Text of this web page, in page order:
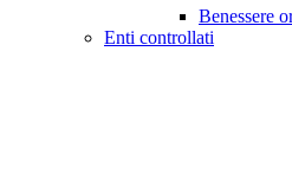
Benessere
Enti controllati